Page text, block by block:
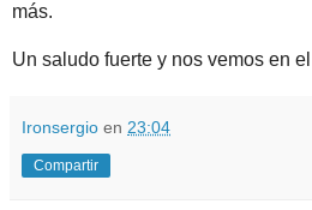
más.
Un saludo fuerte y nos vemos en
Ironsergio en 23:04
Compartir